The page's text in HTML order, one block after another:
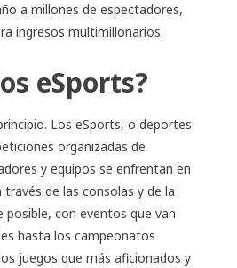
a millones de espectadores,
ingresos multimillonarios.
eSports?
Los eSports, o deportes
organizadas de
y equipos se enfrentan en
de las consolas y de la
posible, con eventos que van
hasta los campeonatos
juegos que más aficionados y